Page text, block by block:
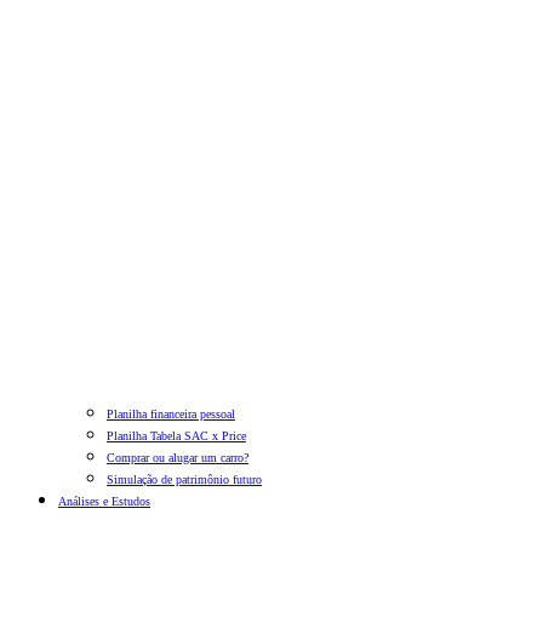
Planilha financeira pessoal
Planilha Tabela SAC x Price
Comprar ou alugar um carro?
Simulação de patrimônio futuro
Análises e Estudos